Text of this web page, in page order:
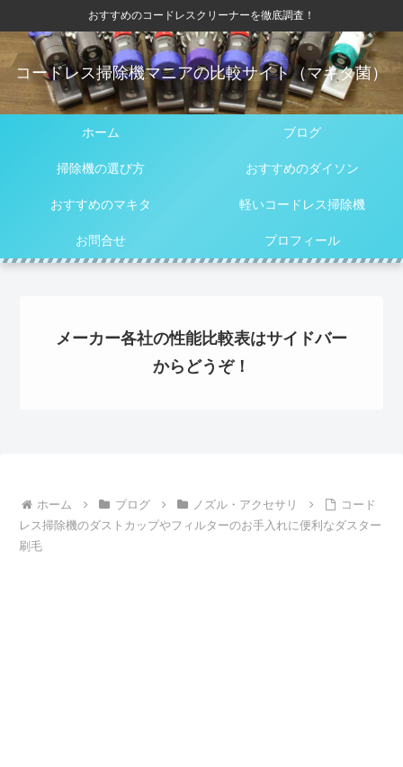
おすすめのコードレスクリーナーを徹底調査！
コードレス掃除機マニアの比較サイト（マキタ菌）
ホーム ブログ
掃除機の選び方 おすすめのダイソン
おすすめのマキタ 軽いコードレス掃除機
お問合せ プロフィール
メーカー各社の性能比較表はサイドバー
からどうぞ！
ホーム ブログ ノズル・アクセサリ
コード
レス掃除機のダストカップやフィルターのお手入れに便利なダスター
刷毛